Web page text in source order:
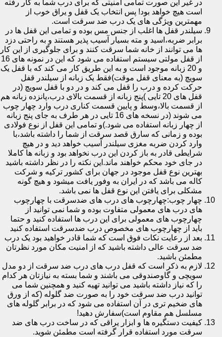
در غیر این صورت تمامی امنیتی که برای درب شما به کار رفته
است هیچ خواهد بود! پس انتخاب یک قفل و یراق خوب از
مهمترین ویژگی های یک درب ضد سرقت است.
سیلندر قفل ها اغلب از جنس مس بوده و تمامی این قفل ها در
برابر ضربه،اسید و مته بسیار آسیب پذیر هستند و به راحتی دزد
ها می توانند از خانه شما سرقت کنند و برای جلوگیری از این کار
از قفل مولتی سیستم استفاده می شود که این در نمونه های 16
و 20 زبانه موجود است و به این طریق کار می کند که با قفل یک
سویچ (به معنای قفل موقت)فقط یک زبانه از سیلندر قفل
حرکت کرده و درب را قفل می کند و در دو با قفل سویچ (در
قفل های 20 تایی )پنج زبانه از قسمت بالای درب،پانزده زبانه هم
از قسمت بالا،وسط و پایین قسمت کناری درب وارد چهار چوب
می شوند (در نسخه های 16 تایی در هر طرف به جای پنج زبانه
از چهار زبانه استفاده می شود.)و تمامی این قفل از نوع فولادی
بوده و زمانی که سارق قصد سرقت از شما را داشته باشد،با
وارد کردن ضربه مغزی سیلندر آسیب خواهد دید و در هیچ
شرایطی قادر به باز کردن این درب نخواهد بود و زبانه ها کاملا
در جای خود محکم خواهند ماند.این نکته را در نظر داشته باشید
بهترین نوع قفل موجود در جهان برای کشور ترکیه و شرکت
کاله می باشد که در ایران به وفور یافت میشود و هیچ گونه
مشکلی برای یافتن این نوع قفل ها نمی باشد.
چهار چوب:چهارچوب های درب های ضدسرقت با چهارچوب
های درب های معمولی متفاوت بوده و شما نمی توانید از
چهارچوب های معمولی برای این درب ها استفاده کنید و حتما
باید از چهارچوب های مخصوص درب ضدسرقت استفاده کنید
بعد از رعایت نکات فوق است که شما قادر خواهید بود یک درب
ضد سرقت عالی داشته باشید که از امنیت مکان مورد نظرتان
مطمئن باشید.
لازم به ذکر است که قفل درب های درب ضد سرقت از دو مدل
سویچی و گاوصندوقی می باشند و شما بسته به نیازتان هر کدام
را که نیاز داشته باشید می توانید تهیه کنید و همچنین شما می
توانید درب ضد سرقت خود را به صورت ضد گلوله (که از ورق
های ضخیم تری در آن استفاده می شود که در برابر گلوله های
مسلسل هم مقاوم است)سفارش دهید!
کیفیت دستگیره ها و ابزار یراقی که در ساخت درب های ضد
سرقت مورد استفاده قرار گرفته است مطمئن شوید.